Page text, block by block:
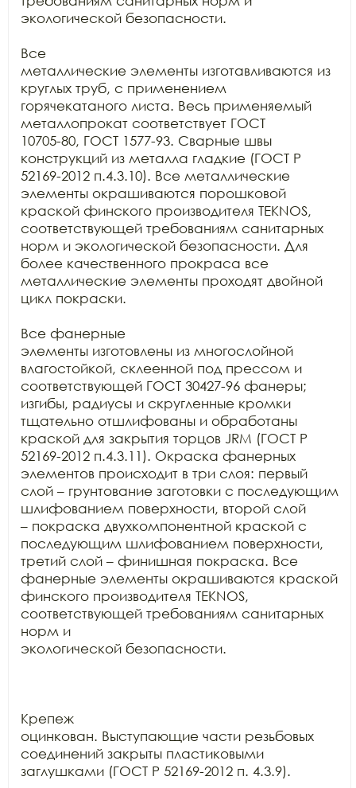
экологической безопасности.
Все
металлические элементы изготавливаются из
круглых труб, с применением
горячекатаного листа. Весь применяемый
металлопрокат соответствует ГОСТ
10705-80, ГОСТ 1577-93. Сварные швы
конструкций из металла гладкие (ГОСТ Р
52169-2012 п.4.3.10). Все металлические
элементы окрашиваются порошковой
краской финского производителя TEKNOS,
соответствующей требованиям санитарных
норм и экологической безопасности. Для
более качественного прокраса все
металлические элементы проходят двойной
цикл покраски.
Все фанерные
элементы изготовлены из многослойной
влагостойкой, склеенной под прессом и
соответствующей ГОСТ 30427-96 фанеры;
изгибы, радиусы и скругленные кромки
тщательно отшлифованы и обработаны
краской для закрытия торцов JRM (ГОСТ Р
52169-2012 п.4.3.11). Окраска фанерных
элементов происходит в три слоя: первый
слой – грунтование заготовки с последующим
шлифованием поверхности, второй слой
– покраска двухкомпонентной краской с
последующим шлифованием поверхности,
третий слой – финишная покраска. Все
фанерные элементы окрашиваются краской
финского производителя TEKNOS,
соответствующей требованиям санитарных
норм и
экологической безопасности.
Крепеж
оцинкован. Выступающие части резьбовых
соединений закрыты пластиковыми
заглушками (ГОСТ Р 52169-2012 п. 4.3.9).